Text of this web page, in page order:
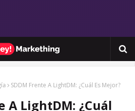
SDDM Frente A LightDM: ¿Cuál Es Mejor?
A LightDM: ¿Cuál